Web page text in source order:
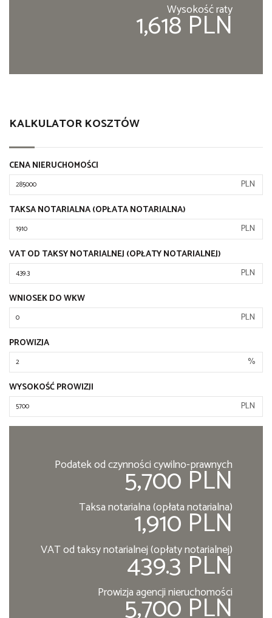
Wysokość raty
1,618 PLN
KALKULATOR KOSZTÓW
CENA NIERUCHOMOŚCI
PLN
TAKSA NOTARIALNA (OPŁATA NOTARIALNA)
PLN
VAT OD TAKSY NOTARIALNEJ (OPŁATY NOTARIALNEJ)
PLN
WNIOSEK DO WKW
PLN
PROWIZJA
%
WYSOKOŚĆ PROWIZJI
PLN
Podatek od czynności cywilno-prawnych
5,700 PLN
Taksa notarialna (opłata notarialna)
1,910 PLN
VAT od taksy notarialnej (opłaty notarialnej)
439.3 PLN
Prowizja agencji nieruchomości
5,700 PLN